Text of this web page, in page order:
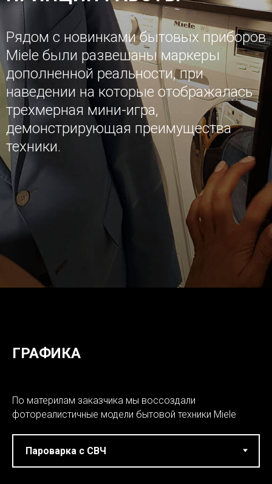
Рядом с новинками бытовых приборов
Miele были развешаны маркеры
дополненной реальности, при
наведении на которые отображалась
трехмерная мини-игра,
демонстрирующая преимущества
техники.
ГРАФИКА
По материлам заказчика мы воссоздали
фотореалистичные модели бытовой техники Miele